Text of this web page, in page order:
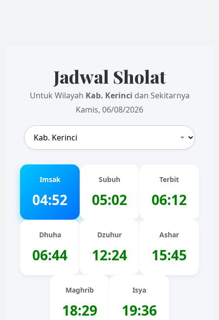
Jadwal Sholat
Untuk Wilayah Kab. Kerinci dan Sekitarnya
Kamis, 06/08/2026
Imsak
04:52
Subuh
05:02
Terbit
06:12
Dhuha
06:44
Dzuhur
12:24
Ashar
15:45
Maghrib
18:29
Isya
19:36